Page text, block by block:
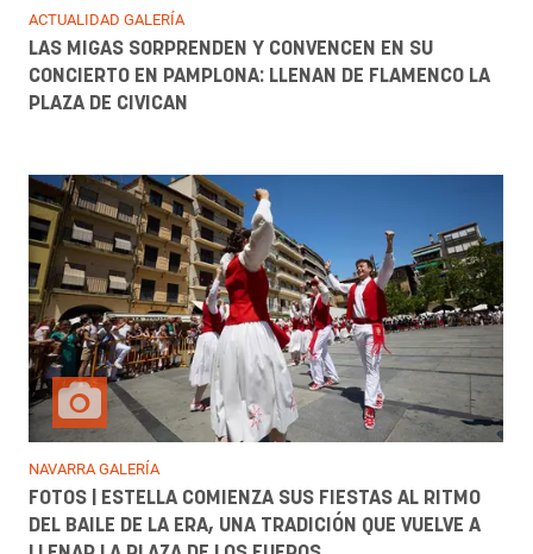
ACTUALIDAD GALERÍA
LAS MIGAS SORPRENDEN Y CONVENCEN EN SU
CONCIERTO EN PAMPLONA: LLENAN DE FLAMENCO LA
PLAZA DE CIVICAN
NAVARRA GALERÍA
FOTOS | ESTELLA COMIENZA SUS FIESTAS AL RITMO
DEL BAILE DE LA ERA, UNA TRADICIÓN QUE VUELVE A